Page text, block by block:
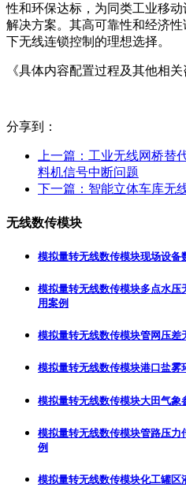
性和环保达标，为同类工业移
解决方案。其高可靠性和经济
下无线连锁控制的理想选择。
《具体内容配置过程及其他相
分享到：
上一篇： 工业无线网桥替
料机信号中断问题
下一篇： 智能立体车库无
无线数传模块
模拟量转无线数传模块现场设备
模拟量转无线数传模块多点水
用案例
模拟量转无线数传模块管网压差
模拟量转无线数传模块港口盐雾
模拟量转无线数传模块大田气
模拟量转无线数传模块管路压
例
模拟量转无线数传模块化工罐区